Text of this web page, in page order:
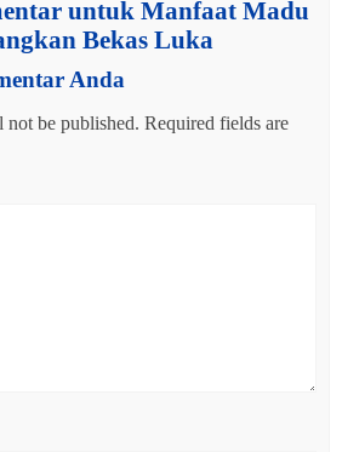
untuk Manfaat Madu
Bekas Luka
Anda
not be published. Required fields are